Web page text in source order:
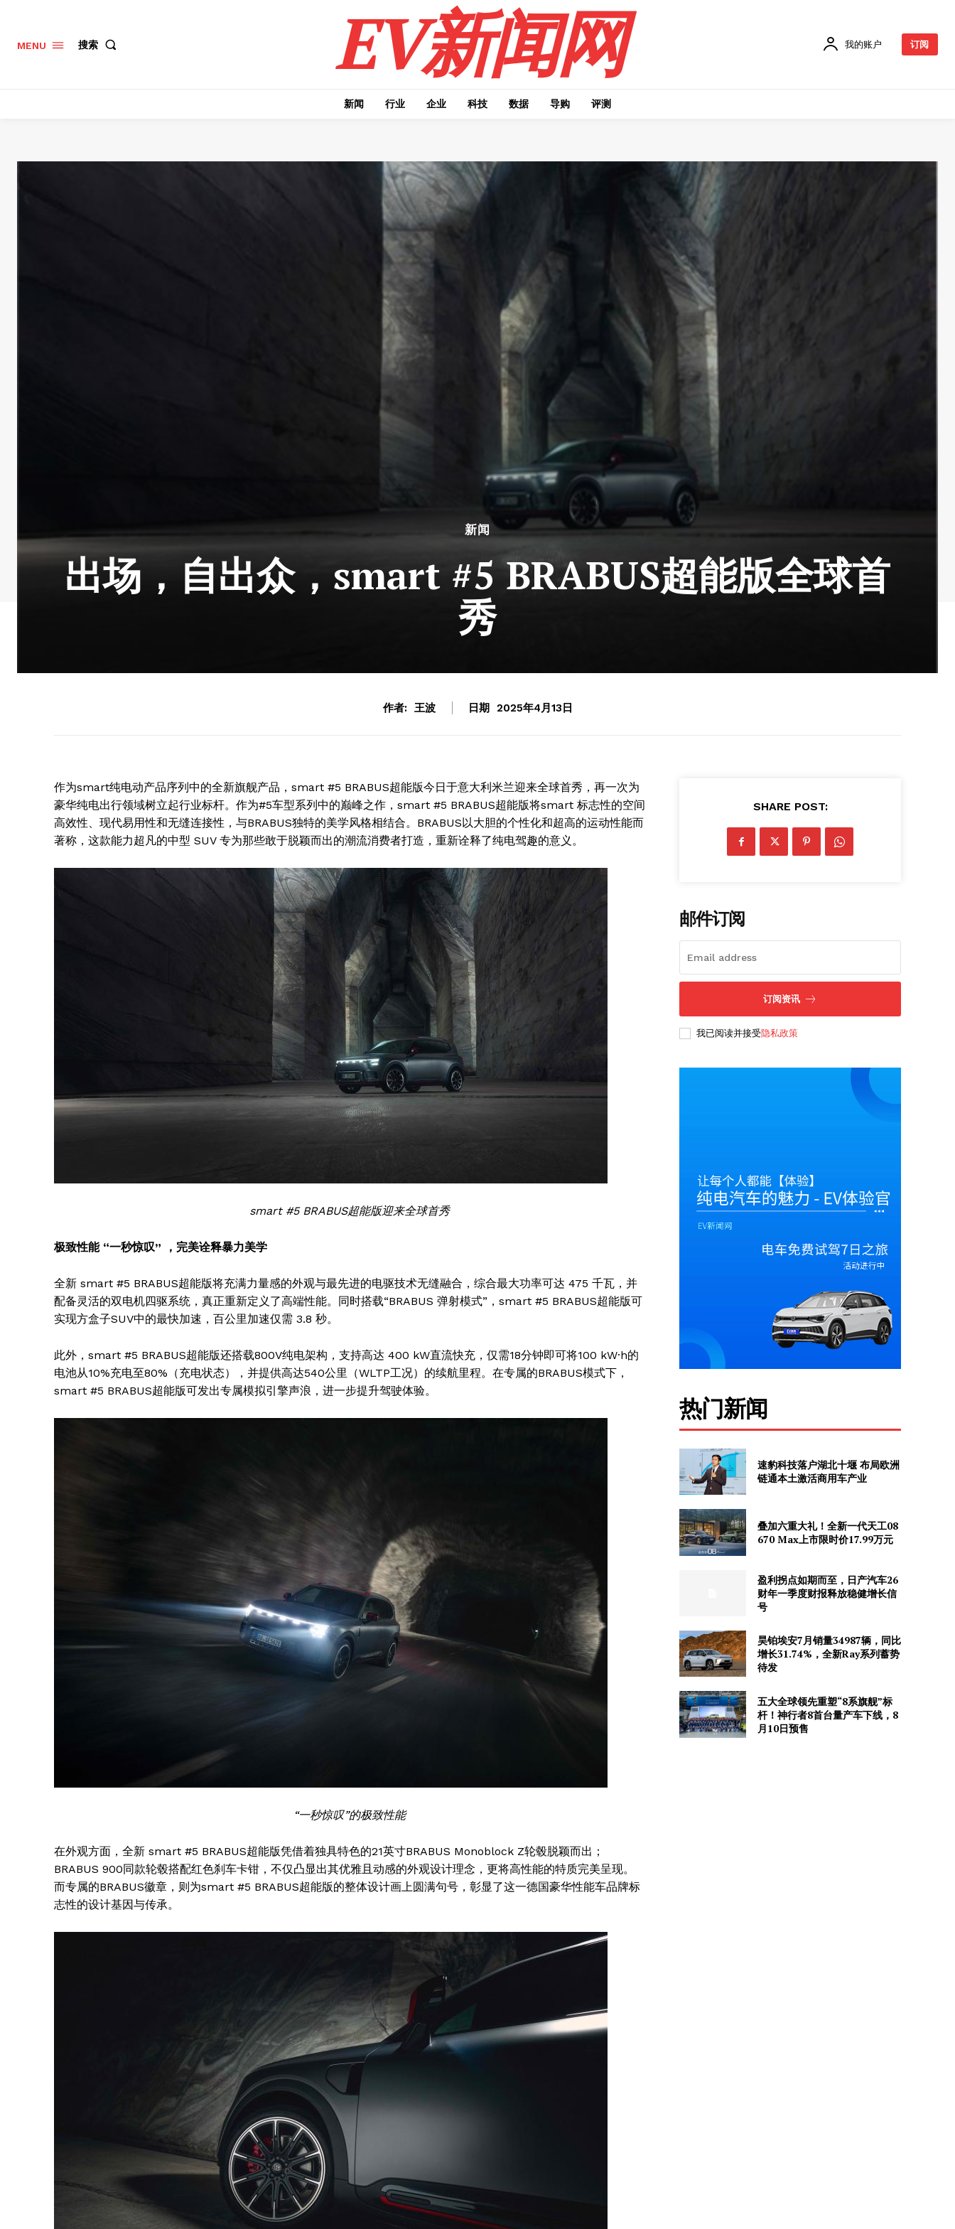
News Week
Magazine PRO
My account
MENU 搜索 EV新闻网 我的账户 订阅
新闻 行业 企业 科技 数据 导购 评测
新闻
出场，自出众，smart #5 BRABUS超能版全球首
秀
作者: 王波 日期 2025年4月13日
作为smart纯电动产品序列中的全新旗舰产品，smart #5 BRABUS超能版今日于意大利米兰迎来全球首秀，再一次为
豪华纯电出行领域树立起行业标杆。作为#5车型系列中的巅峰之作，smart #5 BRABUS超能版将smart 标志性的空间
高效性、现代易用性和无缝连接性，与BRABUS独特的美学风格相结合。BRABUS以大胆的个性化和超高的运动性能而
著称，这款能力超凡的中型 SUV 专为那些敢于脱颖而出的潮流消费者打造，重新诠释了纯电驾趣的意义。
smart #5 BRABUS超能版迎来全球首秀
极致性能 “一秒惊叹” ，完美诠释暴力美学
全新 smart #5 BRABUS超能版将充满力量感的外观与最先进的电驱技术无缝融合，综合最大功率可达 475 千瓦，并
配备灵活的双电机四驱系统，真正重新定义了高端性能。同时搭载“BRABUS 弹射模式”，smart #5 BRABUS超能版可
实现方盒子SUV中的最快加速，百公里加速仅需 3.8 秒。
此外，smart #5 BRABUS超能版还搭载800V纯电架构，支持高达 400 kW直流快充，仅需18分钟即可将100 kW·h的
电池从10%充电至80%（充电状态），并提供高达540公里（WLTP工况）的续航里程。在专属的BRABUS模式下，
smart #5 BRABUS超能版可发出专属模拟引擎声浪，进一步提升驾驶体验。
“一秒惊叹”的极致性能
在外观方面，全新 smart #5 BRABUS超能版凭借着独具特色的21英寸BRABUS Monoblock Z轮毂脱颖而出；
BRABUS 900同款轮毂搭配红色刹车卡钳，不仅凸显出其优雅且动感的外观设计理念，更将高性能的特质完美呈现。
而专属的BRABUS徽章，则为smart #5 BRABUS超能版的整体设计画上圆满句号，彰显了这一德国豪华性能车品牌标
志性的设计基因与传承。
SHARE POST:
邮件订阅
订阅资讯
我已阅读并接受隐私政策
热门新闻
速豹科技落户湖北十堰 布局欧洲
链通本土激活商用车产业
叠加六重大礼！全新一代天工08
670 Max上市限时价17.99万元
盈利拐点如期而至，日产汽车26
财年一季度财报释放稳健增长信
号
昊铂埃安7月销量34987辆，同比
增长31.74%，全新Ray系列蓄势
待发
五大全球领先重塑“8系旗舰”标
杆！神行者8首台量产车下线，8
月10日预售